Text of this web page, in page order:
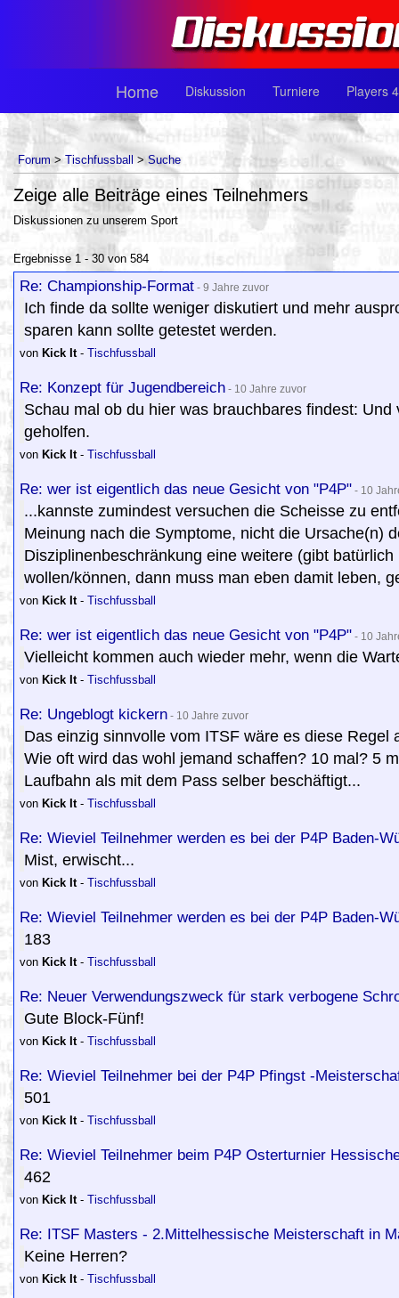
Home Diskussion Turniere Players
Forum > Tischfussball > Suche
Zeige alle Beiträge eines Teilnehmers
Diskussionen zu unserem Sport
Ergebnisse 1 - 30 von 584
Re: Championship-Format - 9 Jahre zuvor
Ich finde da sollte weniger diskutiert und mehr
sparen kann sollte getestet werden.
von Kick It- Tischfussball
Re: Konzept für Jugendbereich - 10 Jahre zuvor
Schau mal ob du hier was brauchbares findest:
geholfen.
von Kick It- Tischfussball
Re: wer ist eigentlich das neue Gesicht von "P4P" - 10
...kannste zumindest versuchen die Scheisse zu
Meinung nach die Symptome, nicht die Ursache(n)
Disziplinenbeschränkung eine weitere (gibt
wollen/können, dann muss man eben damit leben,
von Kick It- Tischfussball
Re: wer ist eigentlich das neue Gesicht von "P4P" - 10
Vielleicht kommen auch wieder mehr, wenn die
von Kick It- Tischfussball
Re: Ungeblogt kickern - 10 Jahre zuvor
Das einzig sinnvolle vom ITSF wäre es diese
Wie oft wird das wohl jemand schaffen? 10 mal? 5
Laufbahn als mit dem Pass selber beschäftigt...
von Kick It- Tischfussball
Re: Wieviel Teilnehmer werden es bei der P4P Baden-
Mist, erwischt...
von Kick It- Tischfussball
Re: Wieviel Teilnehmer werden es bei der P4P Baden-
183
von Kick It- Tischfussball
Re: Neuer Verwendungszweck für stark verbogene
Gute Block-Fünf!
von Kick It- Tischfussball
Re: Wieviel Teilnehmer bei der P4P Pfingst -
501
von Kick It- Tischfussball
Re: Wieviel Teilnehmer beim P4P Osterturnier
462
von Kick It- Tischfussball
Re: ITSF Masters - 2.Mittelhessische Meisterschaft in
Keine Herren?
von Kick It- Tischfussball